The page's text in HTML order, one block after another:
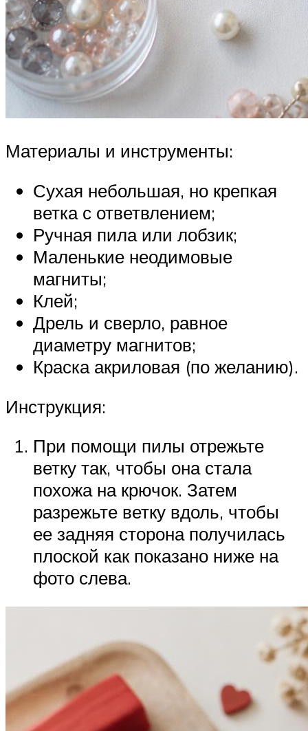
Материалы и инструменты:
Сухая небольшая, но крепкая
ветка с ответвлением;
Ручная пила или лобзик;
Маленькие неодимовые
магниты;
Клей;
Дрель и сверло, равное
диаметру магнитов;
Краска акриловая (по желанию).
Инструкция:
При помощи пилы отрежьте
ветку так, чтобы она стала
похожа на крючок. Затем
разрежьте ветку вдоль, чтобы
ее задняя сторона получилась
плоской как показано ниже на
фото слева.